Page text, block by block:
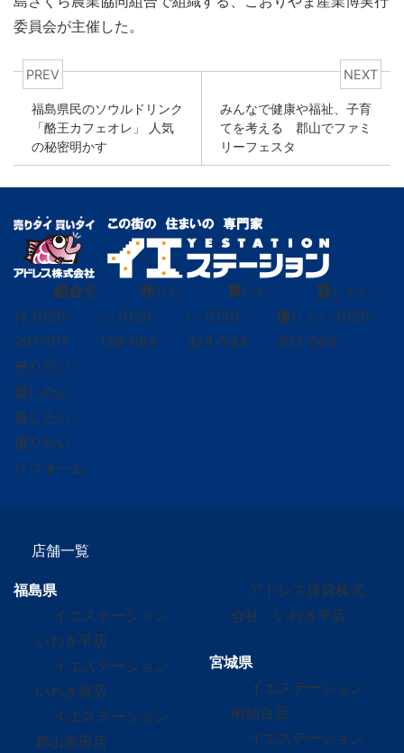
委員会が主催した。
PREV
福島県民のソウルドリンク
「酪王カフェオレ」 人気
の秘密明かす
NEXT
みんなで健康や福祉、子育
てを考える 郡山でファミ
リーフェスタ
総合受
付 0120-
297-011
売りた
い 0120-
139-664
買いた
い 0120-
424-544
貸し たい
借り たい 0120-
302-563
売りたい
買いたい
貸したい
借りたい
リフォーム
店舗一覧
福島県
イエステーション
いわき平店
イエステーション
いわき泉店
イエステーション
郡山富田店
アドレス賃貸株式
会社 いわき平店
宮城県
イエステーション
南仙台店
イエステーション